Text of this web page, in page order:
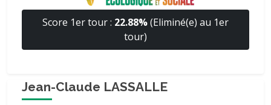
Score 1er tour : 22.88%(Eliminé(e) au 1er
tour)
Jean-Claude LASSALLE